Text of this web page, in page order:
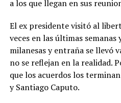
a los que llegan en sus
El ex presidente visitó al
veces en las últimas semanas
milanesas y entraña se llevó
no se reflejan en la realidad.
que los acuerdos los
y Santiago Caputo.